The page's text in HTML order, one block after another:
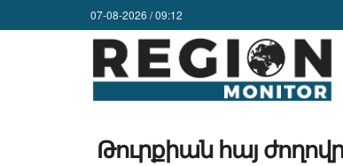
07-08-2026 / 09:12
Թուրքիան հայ